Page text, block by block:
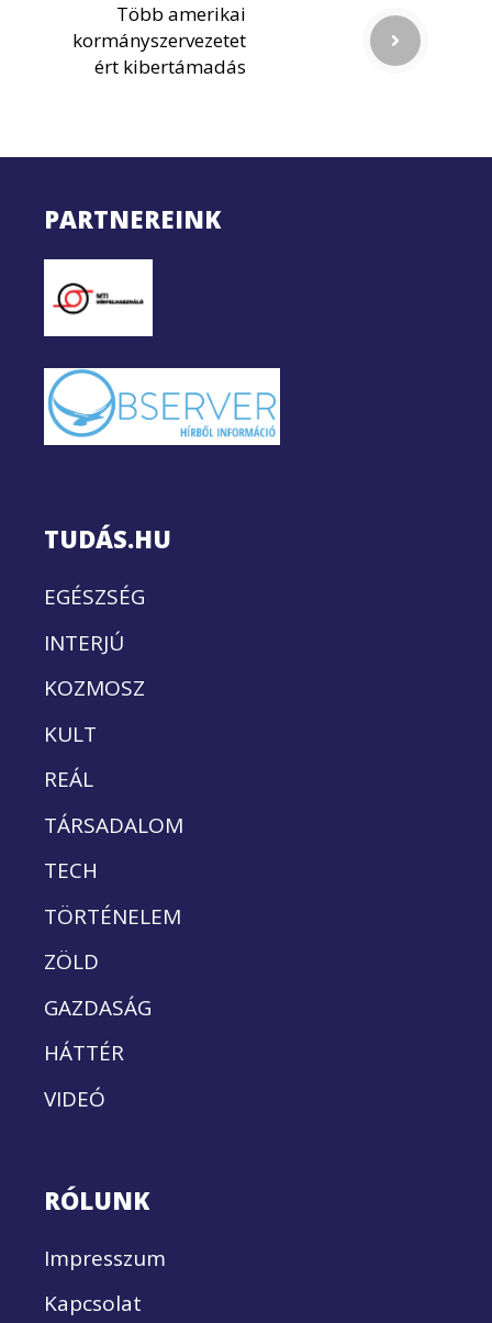
Több amerikai
kormányszervezetet
ért kibertámadás
PARTNEREINK
TUDÁS.HU
EGÉSZSÉG
INTERJÚ
KOZMOSZ
KULT
REÁL
TÁRSADALOM
TECH
TÖRTÉNELEM
ZÖLD
GAZDASÁG
HÁTTÉR
VIDEÓ
RÓLUNK
Impresszum
Kapcsolat